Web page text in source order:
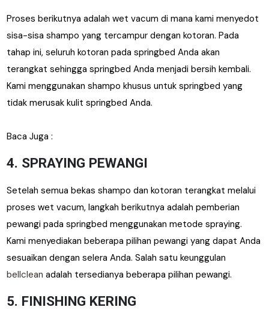
Proses berikutnya adalah wet vacum di mana kami menyedot
sisa-sisa shampo yang tercampur dengan kotoran. Pada
tahap ini, seluruh kotoran pada springbed Anda akan
terangkat sehingga springbed Anda menjadi bersih kembali.
Kami menggunakan shampo khusus untuk springbed yang
tidak merusak kulit springbed Anda.
Baca Juga :
4. SPRAYING PEWANGI
Setelah semua bekas shampo dan kotoran terangkat melalui
proses wet vacum, langkah berikutnya adalah pemberian
pewangi pada springbed menggunakan metode spraying.
Kami menyediakan beberapa pilihan pewangi yang dapat Anda
sesuaikan dengan selera Anda. Salah satu keunggulan
bellclean adalah tersedianya beberapa pilihan pewangi.
5. FINISHING KERING